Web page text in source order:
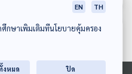
EN TH
ศึกษาเพิ่มเติมที่นโยบายคุ้มครอง
งหมด ปิด